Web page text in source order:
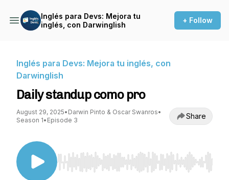
Inglés para Devs: Mejora tu
inglés, con Darwinglish
+ Follow
Inglés para Devs: Mejora tu inglés, con
Darwinglish
Daily standup como pro
August 29, 2025• Darwin Pinto & Oscar Swanros•
Season 1• Episode 3 Share
Use Left/Right to seek, Home/End to jump to